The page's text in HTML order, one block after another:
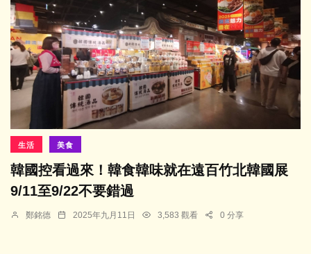
生活 美食
韓國控看過來！韓食韓味就在遠百竹北韓國展
9/11至9/22不要錯過
鄭銘德 2025年九月11日 3,583 觀看 0 分享